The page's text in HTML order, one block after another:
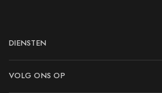
DIENSTEN
VOLG ONS OP